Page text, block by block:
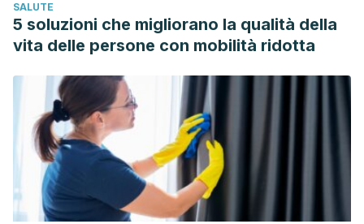
Crónico. Gastroenterologia y Hepatologia.
https://doi.org/10.1157/13116072
Rey, E. (2006). Estreñimiento. Revista Española de
Enfermedades Digestivas.
https://doi.org/10.4321/S1130-
01082006000400010
SALUTE
5 soluzioni che migliorano la qualità della
vita delle persone con mobilità ridotta